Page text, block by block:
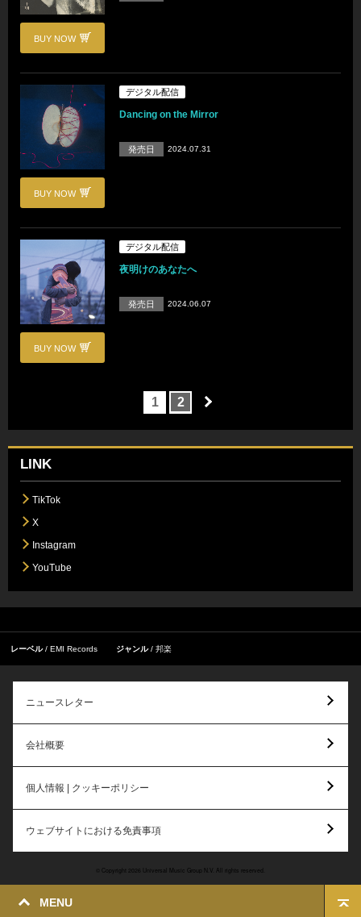
MENU
BUY NOW
BUY NOW
デジタル配信
Dancing on the Mirror
発売日 2024.07.31
BUY NOW
デジタル配信
夜明けのあなたへ
発売日 2024.06.07
1 2
LINK
TikTok
X
Instagram
YouTube
レーベル EMI Records ジャンル 邦楽
ニュースレター
会社概要
個人情報 | クッキーポリシー
ウェブサイトにおける免責事項
© Copyright 2026 Universal Music Group N.V. All rights reserved.